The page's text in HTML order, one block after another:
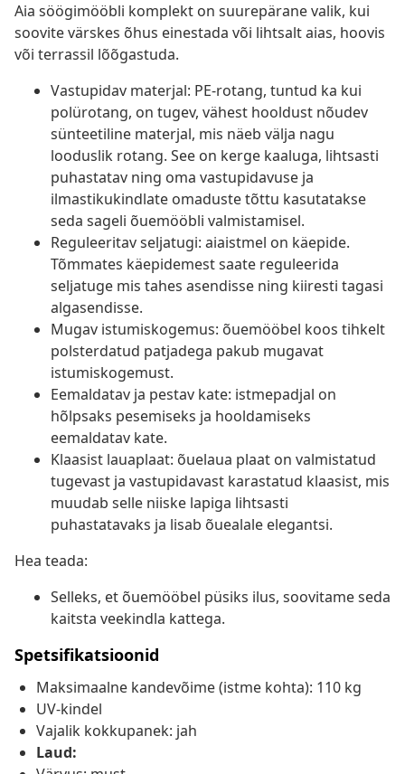
Aia söögimööbli komplekt on suurepärane valik, kui
soovite värskes õhus einestada või lihtsalt aias, hoovis
või terrassil lõõgastuda.
Vastupidav materjal: PE-rotang, tuntud ka kui
polürotang, on tugev, vähest hooldust nõudev
sünteetiline materjal, mis näeb välja nagu
looduslik rotang. See on kerge kaaluga, lihtsasti
puhastatav ning oma vastupidavuse ja
ilmastikukindlate omaduste tõttu kasutatakse
seda sageli õuemööbli valmistamisel.
Reguleeritav seljatugi: aiaistmel on käepide.
Tõmmates käepidemest saate reguleerida
seljatuge mis tahes asendisse ning kiiresti tagasi
algasendisse.
Mugav istumiskogemus: õuemööbel koos tihkelt
polsterdatud patjadega pakub mugavat
istumiskogemust.
Eemaldatav ja pestav kate: istmepadjal on
hõlpsaks pesemiseks ja hooldamiseks
eemaldatav kate.
Klaasist lauaplaat: õuelaua plaat on valmistatud
tugevast ja vastupidavast karastatud klaasist, mis
muudab selle niiske lapiga lihtsasti
puhastatavaks ja lisab õuealale elegantsi.
Hea teada:
Selleks, et õuemööbel püsiks ilus, soovitame seda
kaitsta veekindla kattega.
Spetsifikatsioonid
Maksimaalne kandevõime (istme kohta): 110 kg
UV-kindel
Vajalik kokkupanek: jah
Laud: